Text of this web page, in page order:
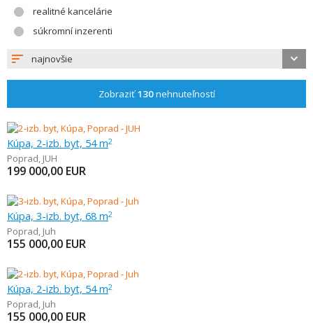
realitné kancelárie
súkromní inzerenti
najnovšie
Zobraziť130nehnuteľností
Kúpa, 2-izb. byt, 54 m2
Poprad, JUH
199 000,00 EUR
Kúpa, 3-izb. byt, 68 m2
Poprad, Juh
155 000,00 EUR
Kúpa, 2-izb. byt, 54 m2
Poprad, Juh
155 000,00 EUR